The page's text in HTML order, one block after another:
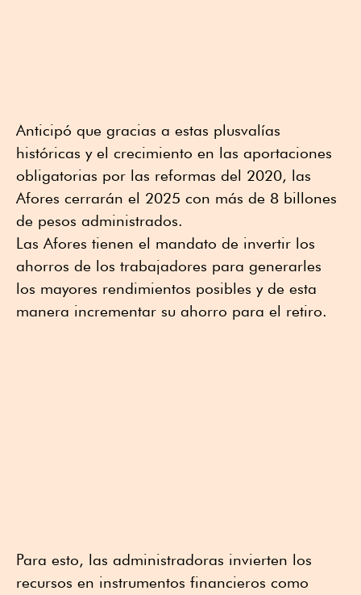
Anticipó que gracias a estas plusvalías
históricas y el crecimiento en las aportaciones
obligatorias por las reformas del 2020, las
Afores cerrarán el 2025 con más de 8 billones
de pesos administrados.
Las Afores tienen el mandato de invertir los
ahorros de los trabajadores para generarles
los mayores rendimientos posibles y de esta
manera incrementar su ahorro para el retiro.
Para esto, las administradoras invierten los
recursos en instrumentos financieros como